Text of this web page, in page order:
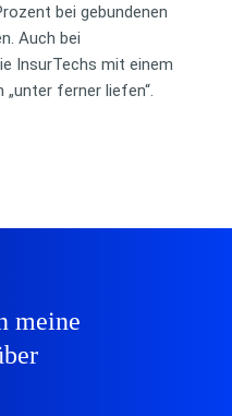
bei gebundenen
Auch bei
InsurTechs mit einem
ferner liefen“.
meine